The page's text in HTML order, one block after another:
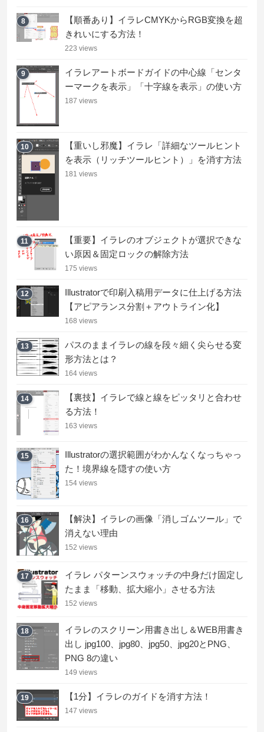
8
【順番あり】イラレCMYKからRGB変換を超
きれいにする方法！
223 views
9
イラレアートボードガイドの中心線「センタ
ーマークを表示」「十字線を表示」の使い方
187 views
10
【重いし邪魔】イラレ「詳細なツールヒント
を表示（リッチツールヒント）」を消す方法
181 views
11
【重要】イラレのオブジェクトが選択できな
い原因＆固定ロックの解除方法
175 views
12
Illustratorで印刷入稿用データに仕上げる方法
【アピアランス分割＋アウトライン化】
168 views
13
パスのままイラレの線を段々細く尖らせる変
形方法とは？
164 views
14
【裏技】イラレで線と線をピッタリと合わせ
る方法！
163 views
15
Illustratorの選択範囲がわかんなくなっちゃっ
た！境界線を隠すの使い方
154 views
16
【解決】イラレの画像「消しゴムツール」で
消えない理由
152 views
17
イラレ パターンスウォッチの中身だけ固定し
たまま「移動、拡大縮小」させる方法
152 views
18
イラレのスクリーン用書き出し＆WEB用書き
出し jpg100、jpg80、jpg50、jpg20とPNG、
PNG 8の違い
149 views
19 【1分】イラレのガイドを消す方法！
147 views